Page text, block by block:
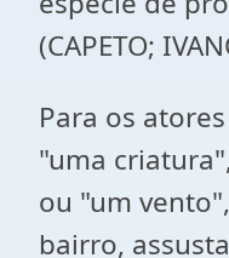
(CAPETO;
Para os
"uma
ou "um
bairro,